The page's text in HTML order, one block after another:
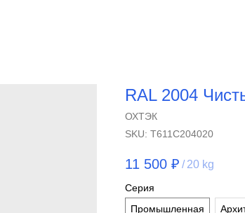
RAL 2004
ОХТЭК
SKU: T611C204020
11 500 ₽ / 20 kg
Серия
Промышленная